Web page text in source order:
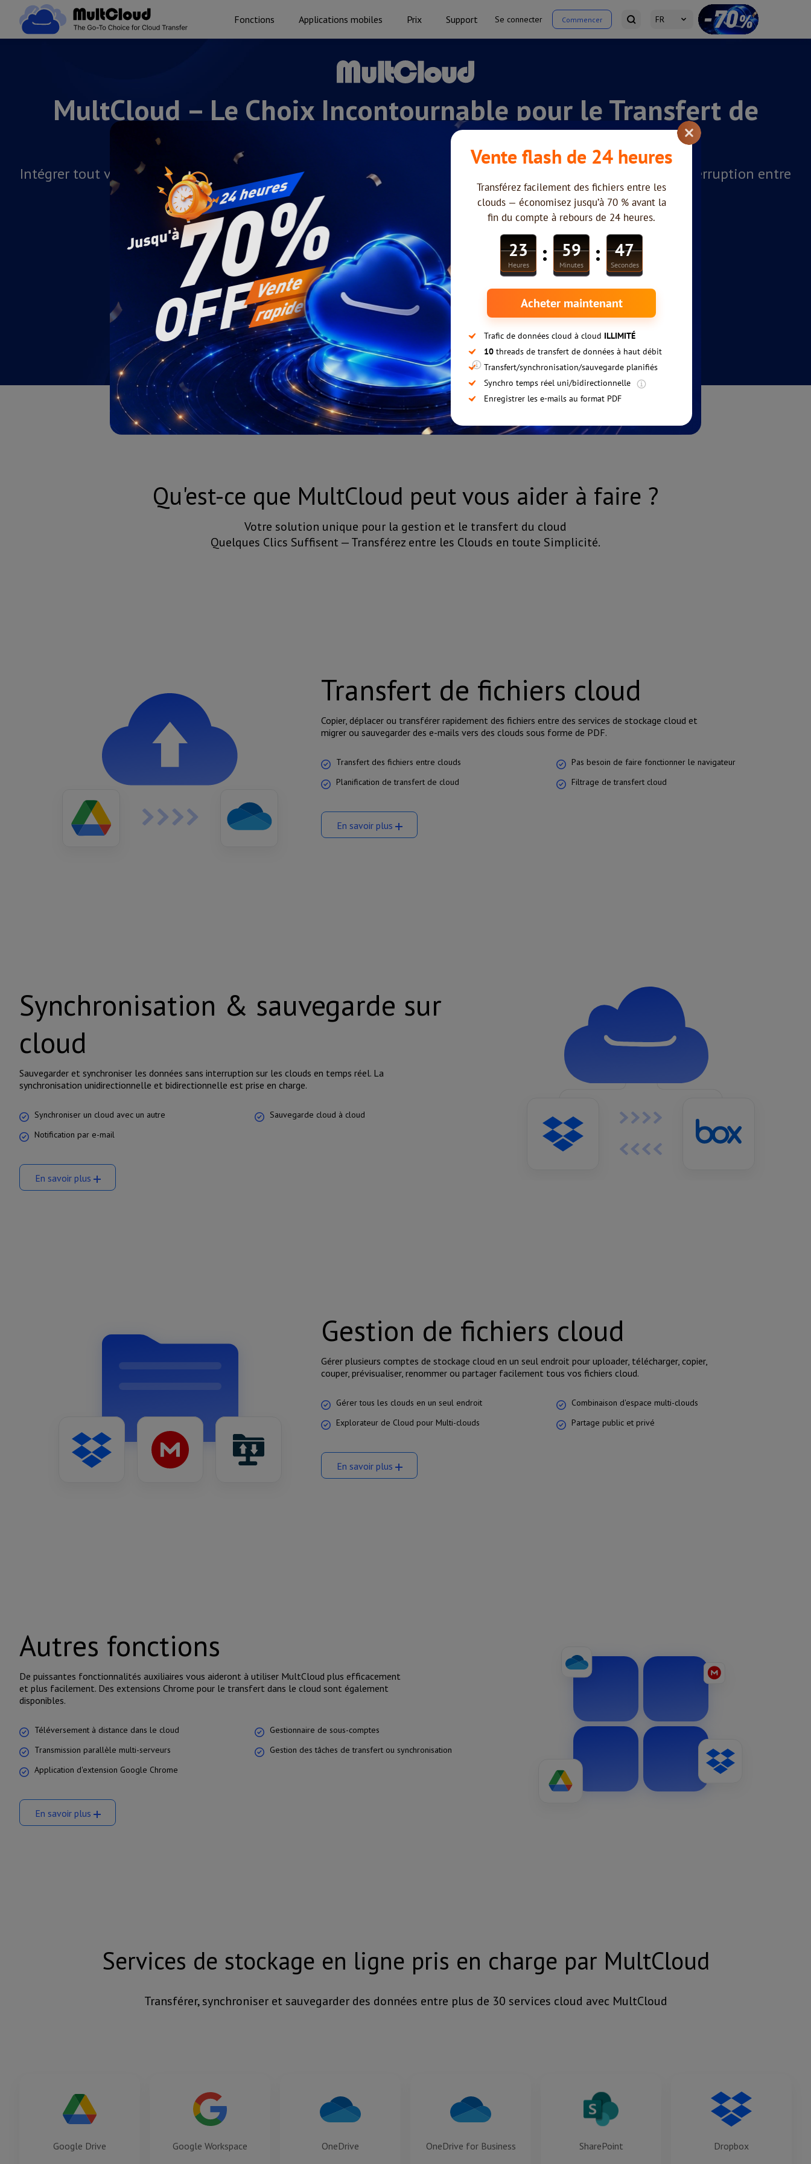
Fonctions Applications mobiles Prix Support Se connecter Commencer FR
MultCloud – Le Choix Incontournable pour le Transfert de
Données entre Clouds
Intégrer tout votre stockage cloud dans une seule plateforme, transférer et synchroniser les fichiers sans interruption entre
différents clouds.
Transférer des fichiers d'un cloud à un autre sans téléchargement
Sauvegarder et restaurer dynamiquement des fichiers entre les
Synchronisation en temps réel entre deux disques cloud
Accéder et gérer tous vos clouds avec une seule connexion
Commencer gratuitement
Pas de carte de crédit requise
Qu'est-ce que MultCloud peut vous aider à faire ?
Votre solution unique pour la gestion et le transfert du cloud
Quelques Clics Suffisent — Transférez entre les Clouds en toute Simplicité.
Transfert de fichiers cloud
Copier, déplacer ou transférer rapidement des fichiers entre des services de stockage cloud et
migrer ou sauvegarder des e-mails vers des clouds sous forme de PDF.
Transfert des fichiers entre clouds
Pas besoin de faire fonctionner le navigateur
Planification de transfert de cloud
Filtrage de transfert cloud
En savoir plus
Synchronisation & sauvegarde sur
cloud
Sauvegarder et synchroniser les données sans interruption sur les clouds en temps réel. La
synchronisation unidirectionnelle et bidirectionnelle est prise en charge.
Synchroniser un cloud avec un autre
Sauvegarde cloud à cloud
Notification par e-mail
En savoir plus
Gestion de fichiers cloud
Gérer plusieurs comptes de stockage cloud en un seul endroit pour uploader, télécharger, copier,
couper, prévisualiser, renommer ou partager facilement tous vos fichiers cloud.
Gérer tous les clouds en un seul endroit
Combinaison d'espace multi-clouds
Explorateur de Cloud pour Multi-clouds
Partage public et privé
En savoir plus
Autres fonctions
De puissantes fonctionnalités auxiliaires vous aideront à utiliser MultCloud plus efficacement
et plus facilement. Des extensions Chrome pour le transfert dans le cloud sont également
disponibles.
Téléversement à distance dans le cloud
Gestionnaire de sous-comptes
Transmission parallèle multi-serveurs
Gestion des tâches de transfert ou synchronisation
Application d'extension Google Chrome
En savoir plus
Services de stockage en ligne pris en charge par MultCloud
Transférer, synchroniser et sauvegarder des données entre plus de 30 services cloud avec MultCloud
Google Drive Google Workspace OneDrive OneDrive for Business SharePoint Dropbox